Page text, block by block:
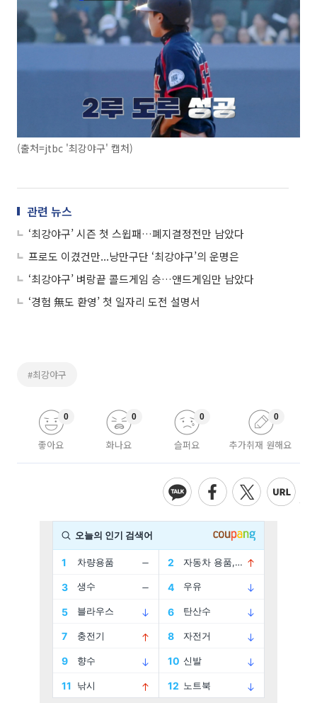
(출처=jtbc '최강야구' 캡처)
관련 뉴스
‘최강야구’ 시즌 첫 스윕패…폐지결정전만 남았다
프로도 이겼건만...낭만구단 ‘최강야구’의 운명은
‘최강야구’ 벼랑끝 콜드게임 승…앤드게임만 남았다
‘경험 無도 환영’ 첫 일자리 도전 설명서
#최강야구
좋아요
0
화나요
0
슬퍼요
0
추가취재 원해요
0